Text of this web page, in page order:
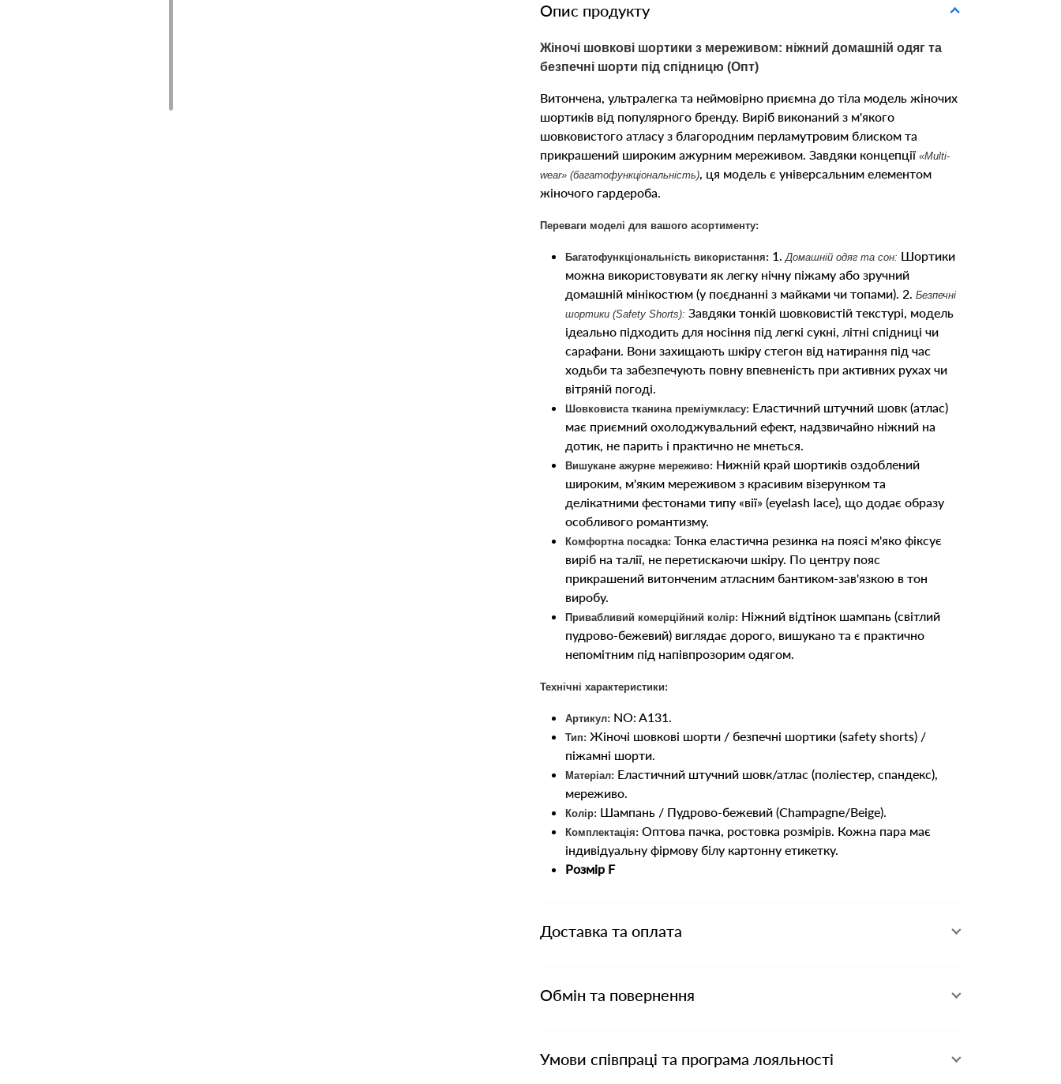
Опис продукту
Жіночі шовкові шортики з мереживом: ніжний домашній одяг та
безпечні шорти під спідницю (Опт)
Витончена, ультралегка та неймовірно приємна до тіла модель жіночих
шортиків від популярного бренду. Виріб виконаний з м'якого
шовковистого атласу з благородним перламутровим блиском та
прикрашений широким ажурним мереживом. Завдяки концепції «Multi-
wear» (багатофункціональність), ця модель є універсальним елементом
жіночого гардероба.
Переваги моделі для вашого асортименту:
Багатофункціональність використання: 1. Домашній одяг та сон: Шортики
можна використовувати як легку нічну піжаму або зручний
домашній мінікостюм (у поєднанні з майками чи топами). 2. Безпечні
шортики (Safety Shorts): Завдяки тонкій шовковистій текстурі, модель
ідеально підходить для носіння під легкі сукні, літні спідниці чи
сарафани. Вони захищають шкіру стегон від натирання під час
ходьби та забезпечують повну впевненість при активних рухах чи
вітряній погоді.
Шовковиста тканина преміумкласу: Еластичний штучний шовк (атлас)
має приємний охолоджувальний ефект, надзвичайно ніжний на
дотик, не парить і практично не мнеться.
Вишукане ажурне мереживо: Нижній край шортиків оздоблений
широким, м'яким мереживом з красивим візерунком та
делікатними фестонами типу «вії» (eyelash lace), що додає образу
особливого романтизму.
Комфортна посадка: Тонка еластична резинка на поясі м'яко фіксує
виріб на талії, не перетискаючи шкіру. По центру пояс
прикрашений витонченим атласним бантиком-зав'язкою в тон
виробу.
Привабливий комерційний колір: Ніжний відтінок шампань (світлий
пудрово-бежевий) виглядає дорого, вишукано та є практично
непомітним під напівпрозорим одягом.
Технічні характеристики:
Артикул: NO: A131.
Тип: Жіночі шовкові шорти / безпечні шортики (safety shorts) /
піжамні шорти.
Матеріал: Еластичний штучний шовк/атлас (поліестер, спандекс),
мереживо.
Колір: Шампань / Пудрово-бежевий (Champagne/Beige).
Комплектація: Оптова пачка, ростовка розмірів. Кожна пара має
індивідуальну фірмову білу картонну етикетку.
Розмір F
Доставка та оплата
Обмін та повернення
Умови співпраці та програма лояльності